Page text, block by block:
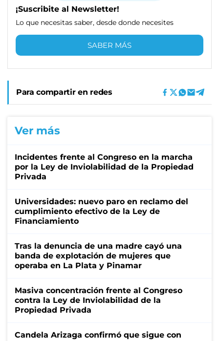
¡Suscribite al Newsletter!
Lo que necesitas saber, desde donde necesites
SABER MÁS
Para compartir en redes
Ver más
Incidentes frente al Congreso en la marcha
por la Ley de Inviolabilidad de la Propiedad
Privada
Universidades: nuevo paro en reclamo del
cumplimiento efectivo de la Ley de
Financiamiento
Tras la denuncia de una madre cayó una
banda de explotación de mujeres que
operaba en La Plata y Pinamar
Masiva concentración frente al Congreso
contra la Ley de Inviolabilidad de la
Propiedad Privada
Candela Arizaga confirmó que sigue con